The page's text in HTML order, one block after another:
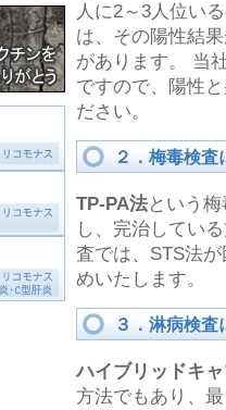
人に2～3人位い
は、その陽性結
があります。 当
ですので、陽性
ださい。
２．梅毒検査
TP-PA法という
し、完治してい
査では、STS法
めいたします。
３．淋病検査
ハイブリッドキ
方法でもあり、